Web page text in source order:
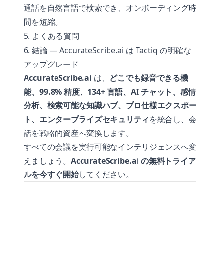
通話を自然言語で検索でき、オンボーディング時
間を短縮。
5. よくある質問
6. 結論 — AccurateScribe.ai は Tactiq の明確な
アップグレード
AccurateScribe.ai は、 どこでも録音できる機
能、99.8% 精度、134+ 言語、AI チャット、感情
分析、検索可能な知識ハブ、プロ仕様エクスポー
ト、エンタープライズセキュリティを統合し、会
話を戦略的資産へ変換します。
すべての会議を実行可能なインテリジェンスへ変
えましょう。 AccurateScribe.ai の無料トライア
ルを今すぐ開始してください。